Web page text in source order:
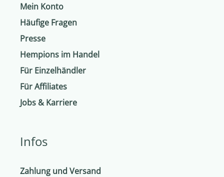
Mein Konto
Häufige Fragen
Presse
Hempions im Handel
Für Einzelhändler
Für Affiliates
Jobs & Karriere
Infos
Zahlung und Versand